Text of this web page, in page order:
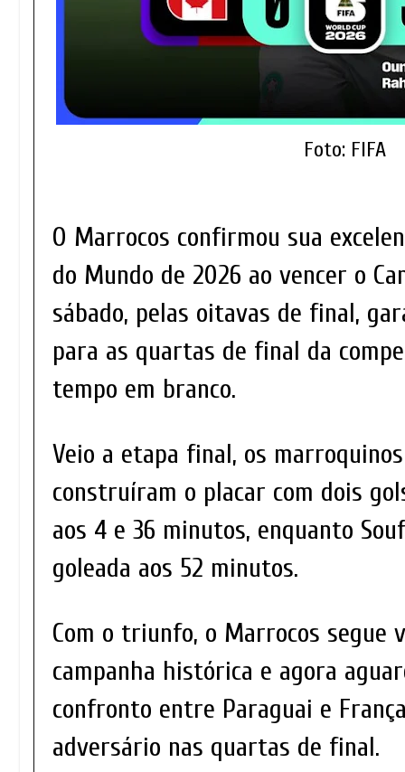
Foto: FIFA
O Marrocos confirmou sua
do Mundo de 2026 ao vencer o
sábado, pelas oitavas de final,
para as quartas de final da
tempo em branco.
Veio a etapa final, os
construíram o placar com dois
aos 4 e 36 minutos, enquanto
goleada aos 52 minutos.
Com o triunfo, o Marrocos segue
campanha histórica e agora
confronto entre Paraguai e
adversário nas quartas de final.